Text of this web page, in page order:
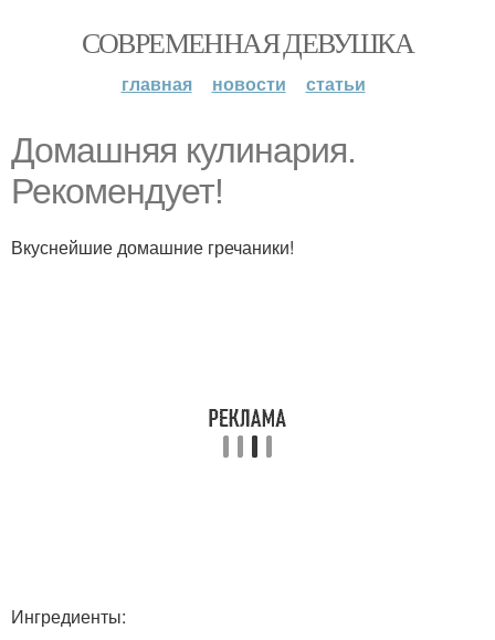
СОВРЕМЕННАЯ ДЕВУШКА
главная новости статьи
Домашняя кулинария.
Рекомендует!
Вкуснейшие домашние гречаники!
Ингредиенты: